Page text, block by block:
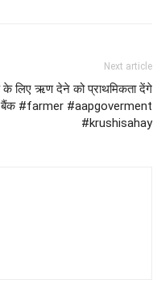
Next article
लिए ऋण देने को प्राथमिकता देंगे
बैंक #farmer #aapgoverment
#krushisahay